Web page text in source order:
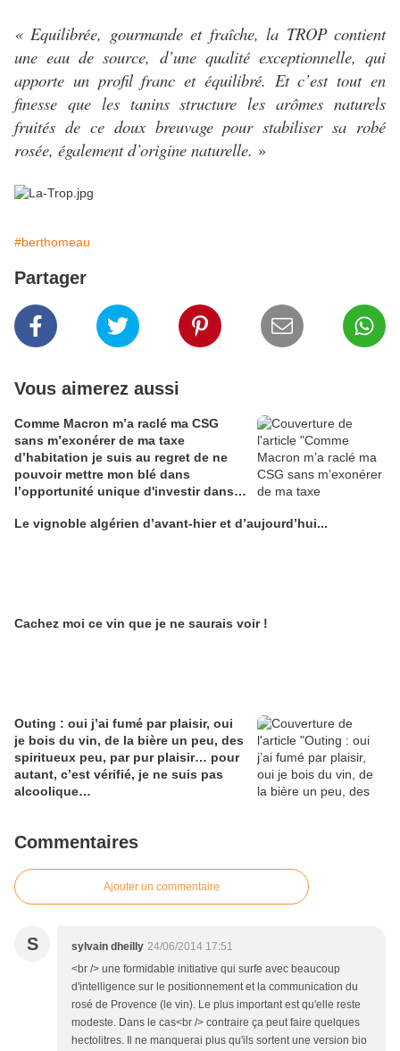
« Equilibrée, gourmande et fraîche, la TROP contient
une eau de source, d’une qualité exceptionnelle, qui
apporte un profil franc et équilibré. Et c’est tout en
finesse que les tanins structure les arômes naturels
fruités de ce doux breuvage pour stabiliser sa robé
rosée, également d’origine naturelle. »
#berthomeau
Partager
Vous aimerez aussi
Comme Macron m’a raclé ma CSG
sans m’exonérer de ma taxe
d’habitation je suis au regret de ne
pouvoir mettre mon blé dans
l’opportunité unique d'investir dans
Alain Edouard
Le vignoble algérien d’avant-hier et d’aujourd’hui...
Cachez moi ce vin que je ne saurais voir !
Outing : oui j’ai fumé par plaisir, oui
je bois du vin, de la bière un peu, des
spiritueux peu, par pur plaisir… pour
autant, c’est vérifié, je ne suis pas
alcoolique…
Commentaires
Ajouter un commentaire
S sylvain dheilly 24/06/2014 17:51
<br /> une formidable initiative qui surfe avec beaucoup
d'intelligence sur le positionnement et la communication du
rosé de Provence (le vin). Le plus important est qu'elle reste
modeste. Dans le cas<br /> contraire ça peut faire quelques
hectolitres. Il ne manquerai plus qu'ils sortent une version bio